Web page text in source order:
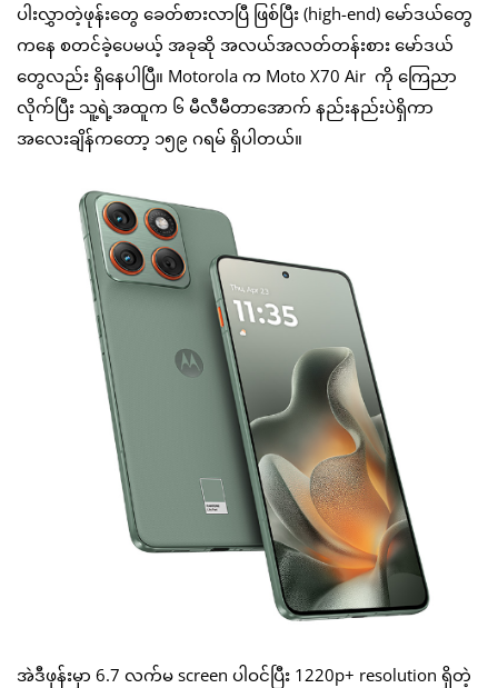
ပါးလွှာတဲ့ဖုန်းတွေ ခေတ်စားလာပြီ ဖြစ်ပြီး (high-end) မော်ဒယ်တွေ
ကနေ စတင်ခဲ့ပေမယ့် အခုဆို အလယ်အလတ်တန်းစား မော်ဒယ်
တွေလည်း ရှိနေပါပြီ။ Motorola က Moto X70 Air ကို ကြေညာ
လိုက်ပြီး သူ့ရဲ့အထူက ၆ မီလီမီတာအောက် နည်းနည်းပဲရှိကာ
အလေးချိန်ကတော့ ၁၅၉ ဂရမ် ရှိပါတယ်။
အဲဒီဖုန်းမှာ 6.7 လက်မ screen ပါဝင်ပြီး 1220p+ resolution ရှိတဲ့